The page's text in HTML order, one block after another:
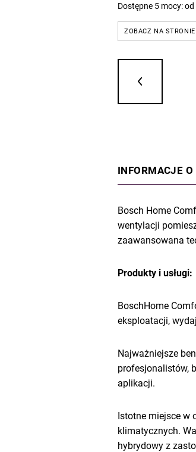
Dostępne 5 mocy: od
chłodzenia i A+ dla
ZOBACZ NA
INFORMACJE
Bosch Home
wentylacji
zaawansowana
Produkty i usługi:
BoschHome
eksploatacji,
Najważniejsze
profesjonalistów,
aplikacji.
Istotne miejsce w
klimatycznych.
hybrydowy z